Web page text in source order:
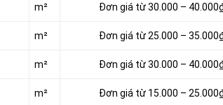
m² Đơn giá từ 30.000 –
m² Đơn giá từ 25.000 –
m² Đơn giá từ 30.000 –
m² Đơn giá từ 15.000 –